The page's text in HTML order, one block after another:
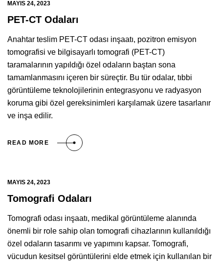
MAYIS 24, 2023
PET-CT Odaları
Anahtar teslim PET-CT odası inşaatı, pozitron emisyon
tomografisi ve bilgisayarlı tomografi (PET-CT)
taramalarının yapıldığı özel odaların baştan sona
tamamlanmasını içeren bir süreçtir. Bu tür odalar, tıbbi
görüntüleme teknolojilerinin entegrasyonu ve radyasyon
koruma gibi özel gereksinimleri karşılamak üzere tasarlanır
ve inşa edilir.
READ MORE
MAYIS 24, 2023
Tomografi Odaları
Tomografi odası inşaatı, medikal görüntüleme alanında
önemli bir role sahip olan tomografi cihazlarının kullanıldığı
özel odaların tasarımı ve yapımını kapsar. Tomografi,
vücudun kesitsel görüntülerini elde etmek için kullanılan bir